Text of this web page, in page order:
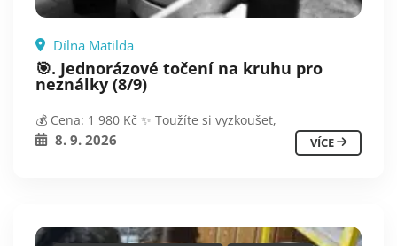
Dílna Matilda
🎯. Jednorázové točení na kruhu pro
neználky (8/9)
💰 Cena: 1 980 Kč ✨ Toužíte si vyzkoušet,
8. 9. 2026 VÍCE